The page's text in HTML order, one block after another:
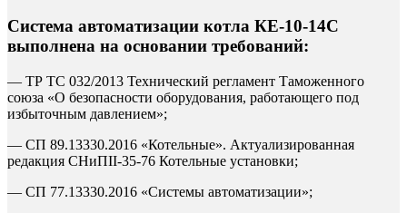
Система автоматизации котла КЕ-10-14С
выполнена на основании требований:
— ТР ТС 032/2013 Технический регламент Таможенного
союза «О безопасности оборудования, работающего под
избыточным давлением»;
— СП 89.13330.2016 «Котельные». Актуализированная
редакция СНиПII-35-76 Котельные установки;
— СП 77.13330.2016 «Системы автоматизации»;